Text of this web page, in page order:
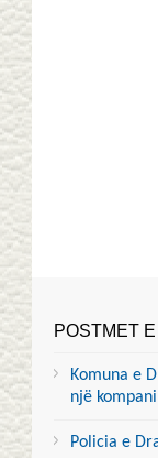
POSTMET
Komuna e
një
Policia e